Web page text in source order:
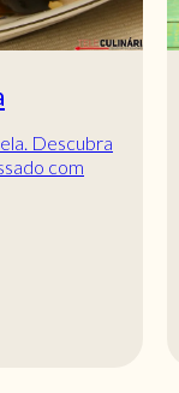
Descubra
com